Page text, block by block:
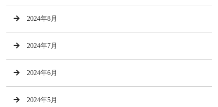
2024年8月
2024年7月
2024年6月
2024年5月